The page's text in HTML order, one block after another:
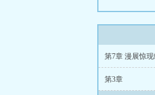
第3章